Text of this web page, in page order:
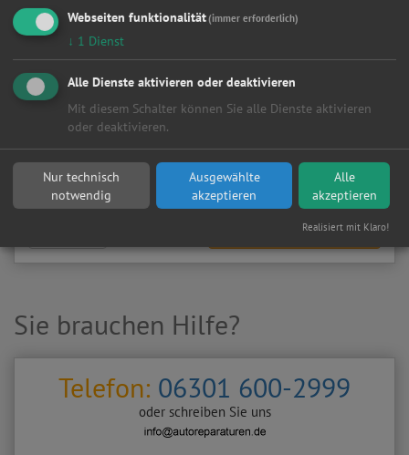
Autowerkstatt
Kundenanfragen erhalten?
▶ Werkstatt aktivieren
eine kostenlose und unverbindliche Reparaturanfrage
stellen?
Werkstattanfrage stellen
Sie brauchen Hilfe?
Telefon: 06301 600-2999
oder schreiben Sie uns
Webseiten funktionalität(immer erforderlich)
↓ 1 Dienst
Alle Dienste aktivieren oder deaktivieren
Mit diesem Schalter können Sie alle Dienste aktivieren
oder deaktivieren.
Nur technisch
notwendig
Ausgewählte
akzeptieren
Alle
akzeptieren
Realisiert mit Klaro!